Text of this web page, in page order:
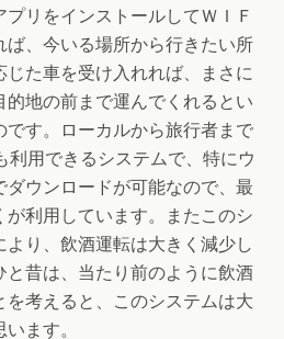
リをインストールしてＷＩＦ
ば、今いる場所から行きたい所
た車を受け入れれば、まさに
地の前まで運んでくれるとい
です。ローカルから旅行者まで
利用できるシステムで、特にウ
ウンロードが可能なので、最
利用しています。またこのシ
り、飲酒運転は大きく減少し
昔は、当たり前のように飲酒
考えると、このシステムは大
ます。